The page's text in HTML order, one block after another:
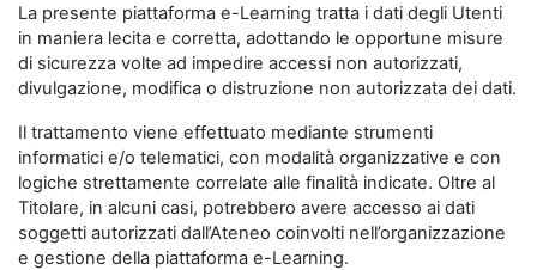
La presente piattaforma e-Learning tratta i dati degli Utenti
in maniera lecita e corretta, adottando le opportune misure
di sicurezza volte ad impedire accessi non autorizzati,
divulgazione, modifica o distruzione non autorizzata dei dati.
Il trattamento viene effettuato mediante strumenti
informatici e/o telematici, con modalità organizzative e con
logiche strettamente correlate alle finalità indicate. Oltre al
Titolare, in alcuni casi, potrebbero avere accesso ai dati
soggetti autorizzati dall’Ateneo coinvolti nell’organizzazione
e gestione della piattaforma e-Learning.